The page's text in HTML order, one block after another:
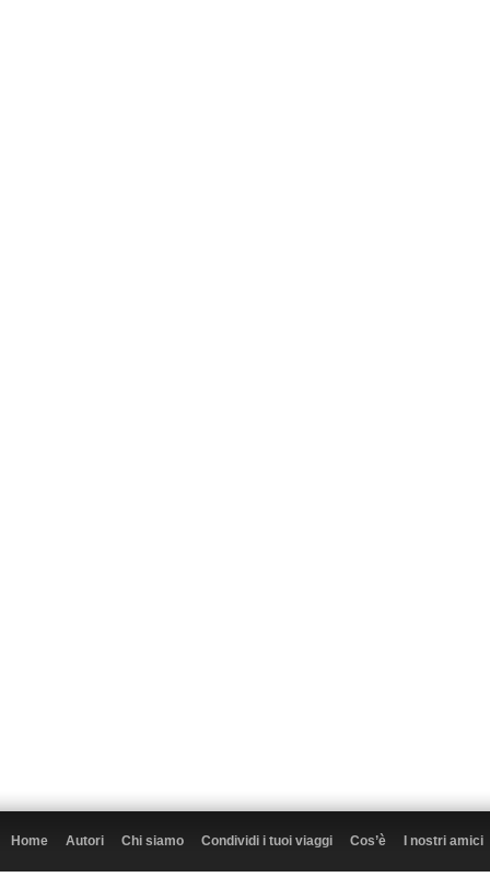
Home Autori Chi siamo Condividi i tuoi viaggi Cos’è I nostri amici